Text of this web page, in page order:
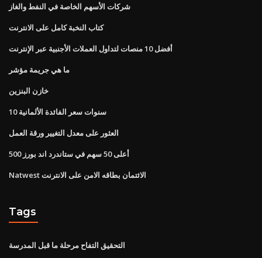
شركات الأسهم الخاصة في النفط والغاز
كتاب النخبة كامل على الانترنت
أفضل 10 منصات لتداول العملات الأجنبية عبر الإنترنت
ما هي جريمة مؤشر
خازن البنزين
10 سنوات سعر الفائدة الألمانية
العثور على معدل التغيير ورقة العمل
أعلى 50 سهم في ستاندرد اند بورز 500
Natwest الائتمان بطاقه الامن على الانترنت
Tags
التحقيق التفاح مرحلة ما قبل المدرسة